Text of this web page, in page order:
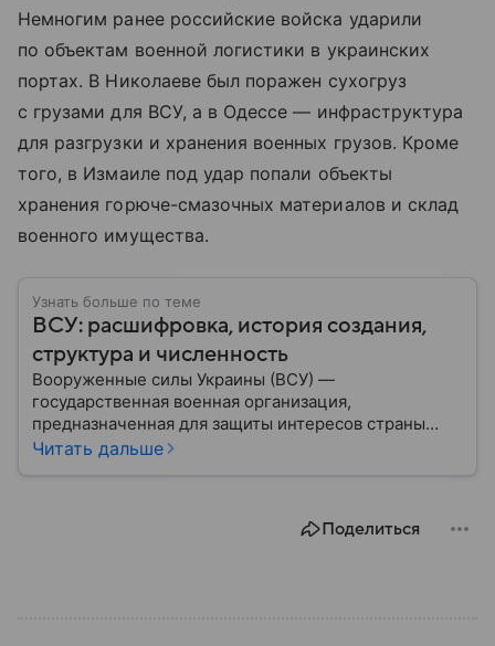
Немногим ранее российские войска ударили
по объектам военной логистики в украинских
портах. В Николаеве был поражен сухогруз
с грузами для ВСУ, а в Одессе — инфраструктура
для разгрузки и хранения военных грузов. Кроме
того, в Измаиле под удар попали объекты
хранения горюче-смазочных материалов и склад
военного имущества.
Узнать больше по теме
ВСУ: расшифровка, история создания,
структура и численность
Вооруженные силы Украины (ВСУ) —
государственная военная организация,
предназначенная для защиты интересов страны
военным путем. Была создана после
Читать дальше
Поделиться